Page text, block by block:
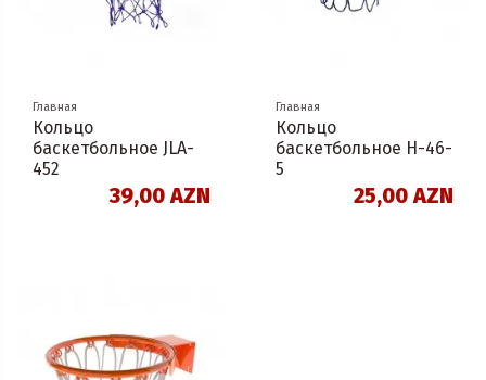
Главная
Кольцо
баскетбольное JLA-
452
39,00 AZN
Главная
Кольцо
баскетбольное H-46-
5
25,00 AZN